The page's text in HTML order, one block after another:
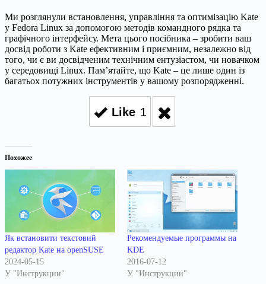
Ми розглянули встановлення, управління та оптимізацію Kate
у Fedora Linux за допомогою методів командного рядка та
графічного інтерфейсу. Мета цього посібника – зробити ваш
досвід роботи з Kate ефективним і приємним, незалежно від
того, чи є ви досвідченим технічним ентузіастом, чи новачком
у середовищі Linux. Пам’ятайте, що Kate – це лише один із
багатьох потужних інструментів у вашому розпорядженні.
Like 1
Похожее
Як встановити текстовий
редактор Kate на openSUSE
2024-05-15
У "Инструкции"
Рекомендуемые программы на
KDE
2016-07-12
У "Инструкции"